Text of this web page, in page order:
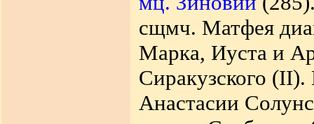
сщмч. Матфея
Марка, Иуста и
Сиракузского
Анастасии